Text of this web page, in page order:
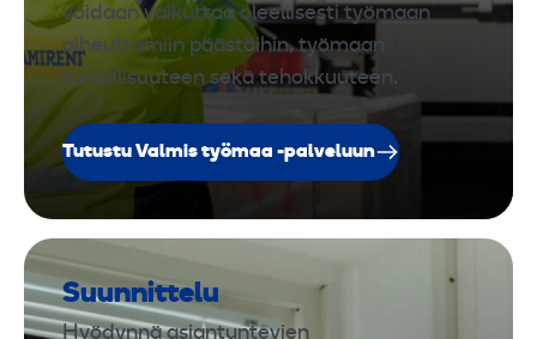
voidaan vaikuttaa oleellisesti työmaan
aiheuttamiin päästöihin, työmaan
turvallisuuteen sekä tehokkuuteen.
Tutustu Valmis työmaa -palveluun
Suunnittelu
Hyödynnä asiantuntevien